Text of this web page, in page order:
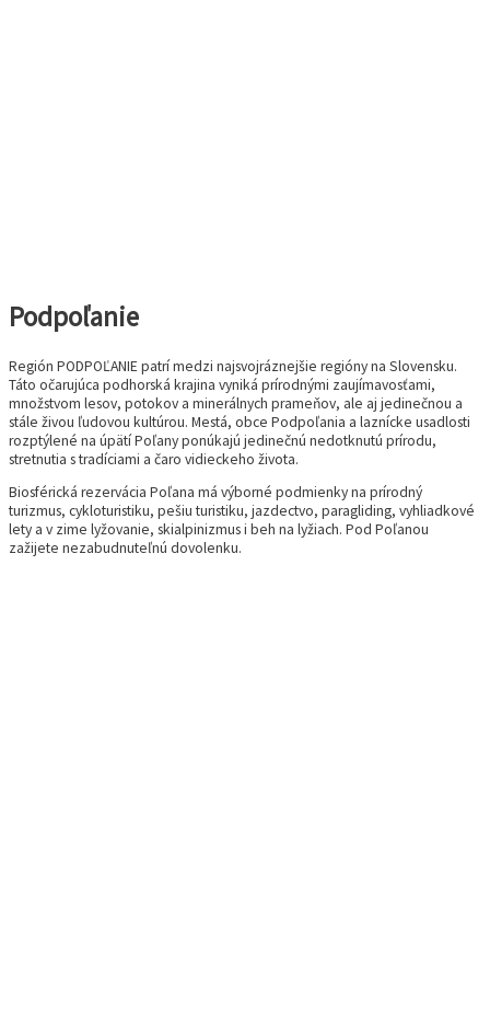
Podpoľanie
Región PODPOĽANIE patrí medzi najsvojráznejšie regióny na Slovensku.
Táto očarujúca podhorská krajina vyniká prírodnými zaujímavosťami,
množstvom lesov, potokov a minerálnych prameňov, ale aj jedinečnou a
stále živou ľudovou kultúrou. Mestá, obce Podpoľania a laznícke usadlosti
rozptýlené na úpätí Poľany ponúkajú jedinečnú nedotknutú prírodu,
stretnutia s tradíciami a čaro vidieckeho života.
Biosférická rezervácia Poľana má výborné podmienky na prírodný
turizmus, cykloturistiku, pešiu turistiku, jazdectvo, paragliding, vyhliadkové
lety a v zime lyžovanie, skialpinizmus i beh na lyžiach. Pod Poľanou
zažijete nezabudnuteľnú dovolenku.